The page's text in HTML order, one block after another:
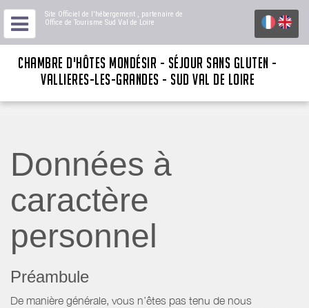
Site Officiel de l'hébergement , partenaire de
Office de Tourisme Sud Val de Loire
CHAMBRE D'HÔTES MONDÉSIR - SÉJOUR SANS GLUTEN -
VALLIERES-LES-GRANDES - SUD VAL DE LOIRE
Données à
caractère
personnel
Préambule
De manière générale, vous n’êtes pas tenu de nous